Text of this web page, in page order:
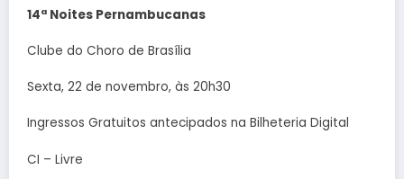
14ª Noites Pernambucanas
Clube do Choro de Brasília
Sexta, 22 de novembro, às 20h30
Ingressos Gratuitos antecipados na Bilheteria Digital
CI – Livre